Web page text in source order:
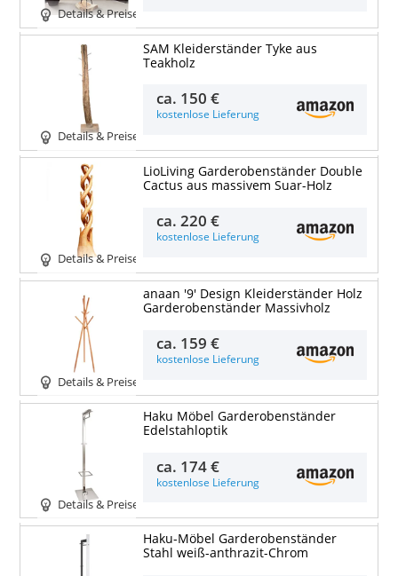
Details & Preise
Details & Preise
SAM Kleiderständer Tyke aus
Teakholz
ca. 150 €
kostenlose Lieferung
Details & Preise
LioLiving Garderobenständer Double
Cactus aus massivem Suar-Holz
ca.220 €
kostenlose Lieferung
Details & Preise
anaan '9' Design Kleiderständer Holz
Garderobenständer Massivholz
ca. 159 €
kostenlose Lieferung
Details & Preise
Haku Möbel Garderobenständer
Edelstahloptik
ca. 174 €
kostenlose Lieferung
Haku-Möbel Garderobenständer
Stahl weiß-anthrazit-Chrom